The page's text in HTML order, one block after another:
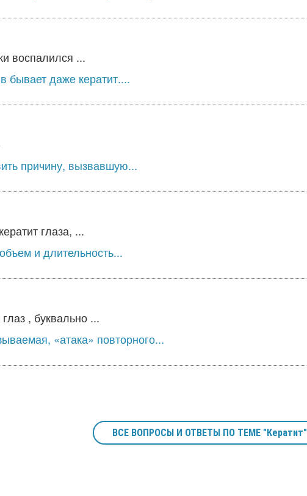
воспалился ...
бывает даже кератит....
причину, вызвавшую...
глаза, ...
и длительность...
, буквально ...
«атака» повторного...
ВСЕ ВОПРОСЫ И ОТВЕТЫ ПО ТЕМЕ "Кератит"